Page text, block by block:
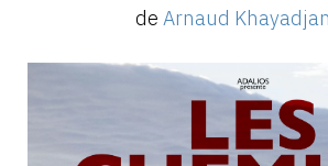
de Arnaud